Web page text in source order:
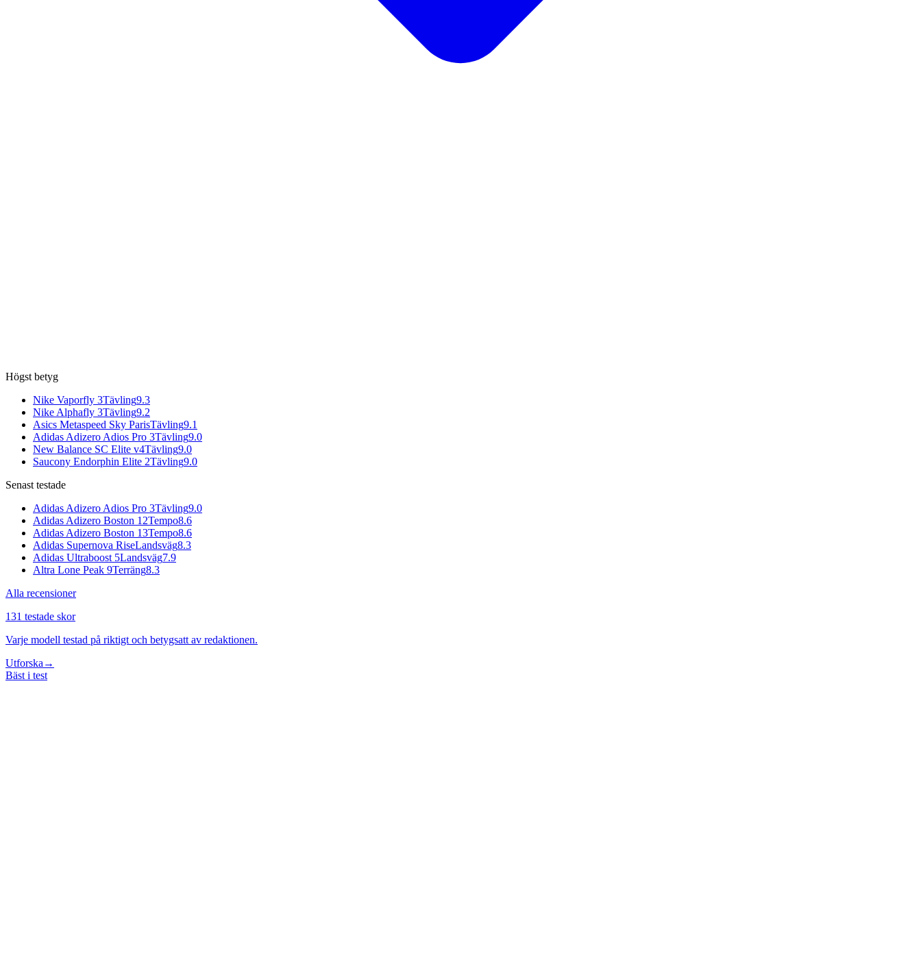
Högst betyg
Nike Vaporfly 3Tävling9.3
Nike Alphafly 3Tävling9.2
Asics Metaspeed Sky ParisTävling9.1
Adidas Adizero Adios Pro 3Tävling9.0
New Balance SC Elite v4Tävling9.0
Saucony Endorphin Elite 2Tävling9.0
Senast testade
Adidas Adizero Adios Pro 3Tävling9.0
Adidas Adizero Boston 12Tempo8.6
Adidas Adizero Boston 13Tempo8.6
Adidas Supernova RiseLandsväg8.3
Adidas Ultraboost 5Landsväg7.9
Altra Lone Peak 9Terräng8.3
Alla recensioner
131 testade skor
Varje modell testad på riktigt och betygsatt av redaktionen.
Utforska →
Bäst i test